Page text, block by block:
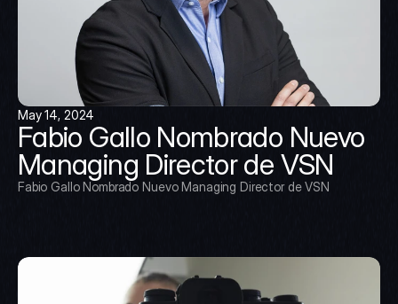
May 14, 2024
Fabio Gallo Nombrado Nuevo
Managing Director de VSN
Fabio Gallo Nombrado Nuevo Managing Director de VSN